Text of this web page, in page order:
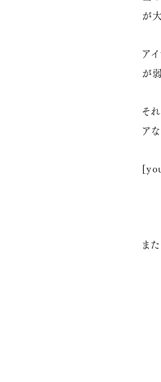
が
ア
が
そ
ア
ま